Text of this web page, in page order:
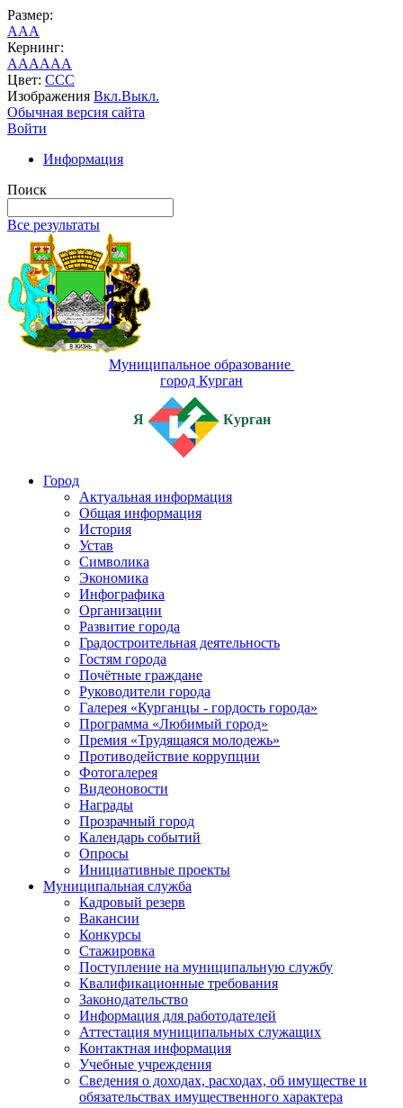
Размер:
AAA
Кернинг:
AAAAAA
Цвет: CCC
Изображения Вкл.Выкл.
Обычная версия сайта
Войти
Информация
Поиск
Все результаты
Муниципальное образование
город Курган
Я Курган
Город
Актуальная информация
Общая информация
История
Устав
Символика
Экономика
Инфографика
Организации
Развитие города
Градостроительная деятельность
Гостям города
Почётные граждане
Руководители города
Галерея «Курганцы - гордость города»
Программа «Любимый город»
Премия «Трудящаяся молодежь»
Противодействие коррупции
Фотогалерея
Видеоновости
Награды
Прозрачный город
Календарь событий
Опросы
Инициативные проекты
Муниципальная служба
Кадровый резерв
Вакансии
Конкурсы
Стажировка
Поступление на муниципальную службу
Квалификационные требования
Законодательство
Информация для работодателей
Аттестация муниципальных служащих
Контактная информация
Учебные учреждения
Сведения о доходах, расходах, об имуществе и
обязательствах имущественного характера